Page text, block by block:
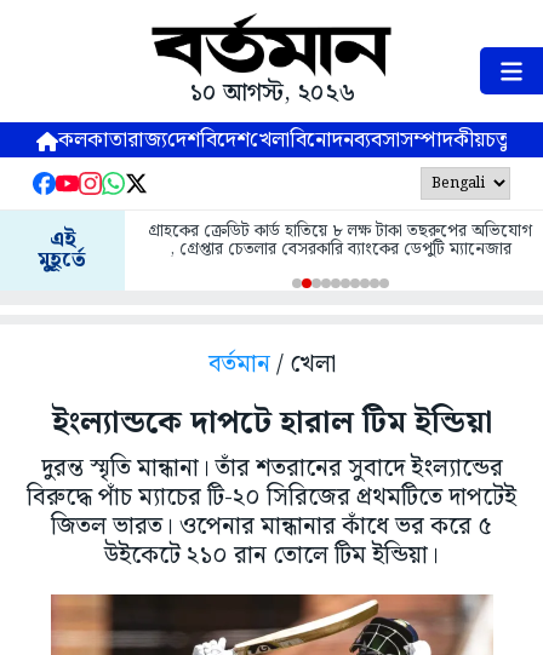
১০ আগস্ট, ২০২৬
কলকাতারাজ্যদেশবিদেশখেলাবিনোদনব্যবসাসম্পাদকীয়
এই
মুহূর্তে
গ্রাহকের ক্রেডিট কার্ড হাতিয়ে ৮ লক্ষ টাকা তছরুপের অভিযোগ
, গ্রেপ্তার চেতলার বেসরকারি ব‍্যাংকের ডেপুটি ম্যানেজার
বর্তমান/ খেলা
ইংল্যান্ডকে দাপটে হারাল টিম ইন্ডিয়া
দুরন্ত স্মৃতি মান্ধানা। তাঁর শতরানের সুবাদে ইংল্যান্ডের
বিরুদ্ধে পাঁচ ম্যাচের টি-২০ সিরিজের প্রথমটিতে দাপটেই
জিতল ভারত। ওপেনার মান্ধানার কাঁধে ভর করে ৫
উইকেটে ২১০ রান তোলে টিম ইন্ডিয়া।